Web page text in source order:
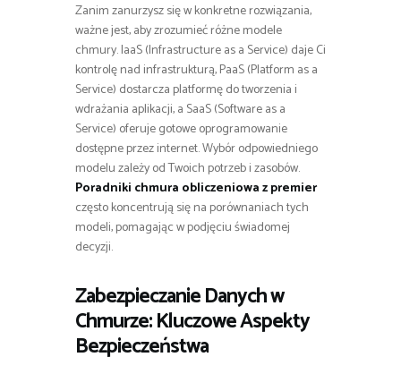
Zanim zanurzysz się w konkretne rozwiązania,
ważne jest, aby zrozumieć różne modele
chmury. IaaS (Infrastructure as a Service) daje Ci
kontrolę nad infrastrukturą, PaaS (Platform as a
Service) dostarcza platformę do tworzenia i
wdrażania aplikacji, a SaaS (Software as a
Service) oferuje gotowe oprogramowanie
dostępne przez internet. Wybór odpowiedniego
modelu zależy od Twoich potrzeb i zasobów.
Poradniki chmura obliczeniowa z premier
często koncentrują się na porównaniach tych
modeli, pomagając w podjęciu świadomej
decyzji.
Zabezpieczanie Danych w
Chmurze: Kluczowe Aspekty
Bezpieczeństwa